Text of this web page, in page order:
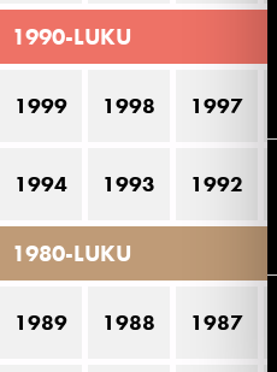
1990-LUKU
1999 1998 1997
1994 1993 1992
1980-LUKU
1989 1988 1987